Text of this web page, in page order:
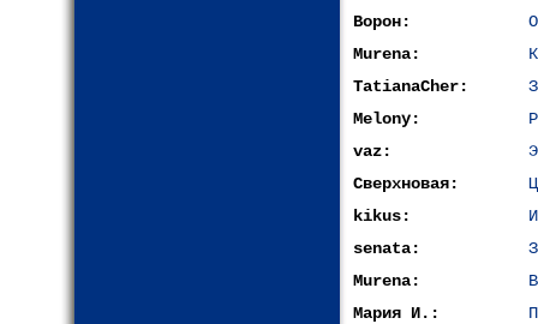
Ворон:
Murena:
TatianaCher:
Melony:
vaz:
Сверхновая:
kikus:
senata:
Murena:
Мария И.: